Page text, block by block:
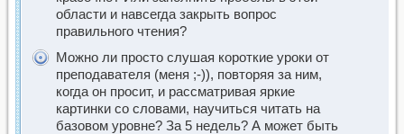
области и навсегда закрыть вопрос
правильного чтения?
Можно ли просто слушая короткие уроки от
преподавателя (меня ;-)), повторяя за ним,
когда он просит, и рассматривая яркие
картинки со словами, научиться читать на
базовом уровне? За 5 недель? А может быть